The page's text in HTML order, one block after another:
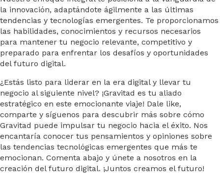
la innovación, adaptándote ágilmente a las últimas
tendencias y tecnologías emergentes. Te proporcionamos
las habilidades, conocimientos y recursos necesarios
para mantener tu negocio relevante, competitivo y
preparado para enfrentar los desafíos y oportunidades
del futuro digital.
¿Estás listo para liderar en la era digital y llevar tu
negocio al siguiente nivel? ¡Gravitad es tu aliado
estratégico en este emocionante viaje! Dale like,
comparte y síguenos para descubrir más sobre cómo
Gravitad puede impulsar tu negocio hacia el éxito. Nos
encantaría conocer tus pensamientos y opiniones sobre
las tendencias tecnológicas emergentes que más te
emocionan. Comenta abajo y únete a nosotros en la
creación del futuro digital. ¡Juntos creamos el futuro!